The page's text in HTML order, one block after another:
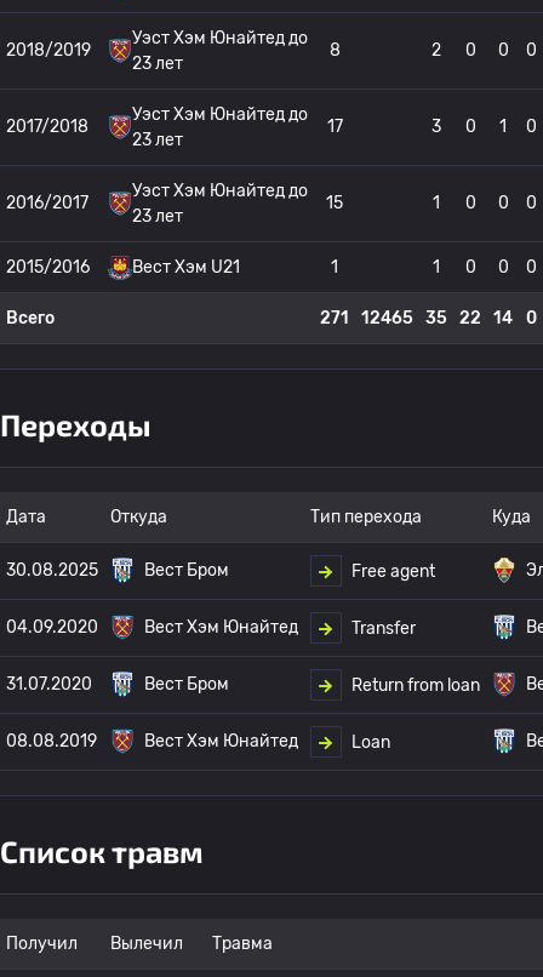
2018/2019
Уэст Хэм Юнайтед до
23 лет
8 2 0 0 0
2017/2018
Уэст Хэм Юнайтед до
23 лет
17 3 0 1 0
2016/2017
Уэст Хэм Юнайтед до
23 лет
15 1 0 0 0
2015/2016 Вест Хэм U21 1 1 0 0 0
Всего 271 12465 35 22 14 0
Переходы
Дата Откуда Тип перехода Куда
30.08.2025 Вест Бром Free agent
04.09.2020 Вест Хэм Юнайтед Transfer
31.07.2020 Вест Бром Return from loan
08.08.2019 Вест Хэм Юнайтед Loan
Список травм
Получил Вылечил Травма